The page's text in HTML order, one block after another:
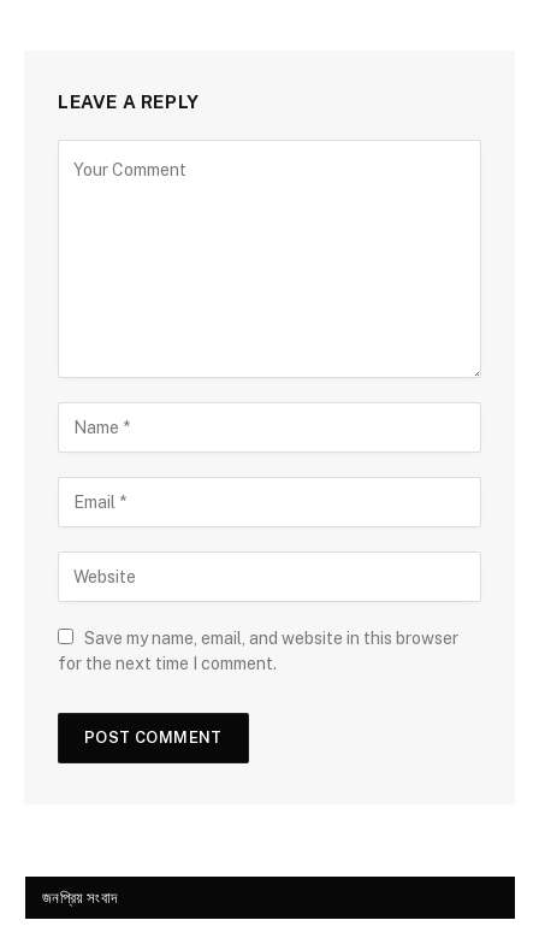
LEAVE A REPLY
Save my name, email, and website in this browser
for the next time I comment.
জনপ্রিয় সংবাদ